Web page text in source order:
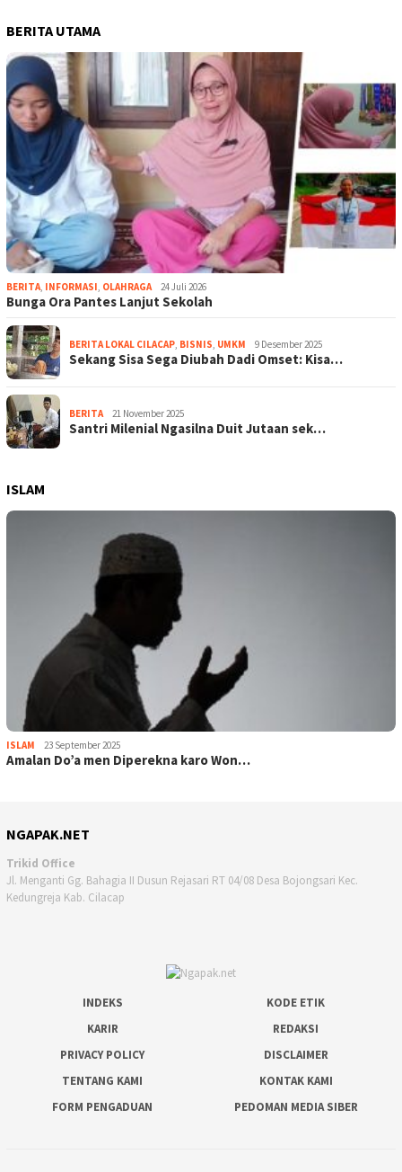
BERITA UTAMA
BERITA, INFORMASI, OLAHRAGA 24 Juli 2026
Bunga Ora Pantes Lanjut Sekolah
BERITA LOKAL CILACAP, BISNIS, UMKM 9 Desember 2025
Sekang Sisa Sega Diubah Dadi Omset: Kisa…
BERITA 21 November 2025
Santri Milenial Ngasilna Duit Jutaan sek…
ISLAM
ISLAM 23 September 2025
Amalan Do’a men Diperekna karo Won…
NGAPAK.NET
Trikid Office
Jl. Menganti Gg. Bahagia II Dusun Rejasari RT 04/08 Desa Bojongsari Kec.
Kedungreja Kab. Cilacap
INDEKS
KODE ETIK
KARIR
REDAKSI
PRIVACY POLICY
DISCLAIMER
TENTANG KAMI
KONTAK KAMI
FORM PENGADUAN
PEDOMAN MEDIA SIBER